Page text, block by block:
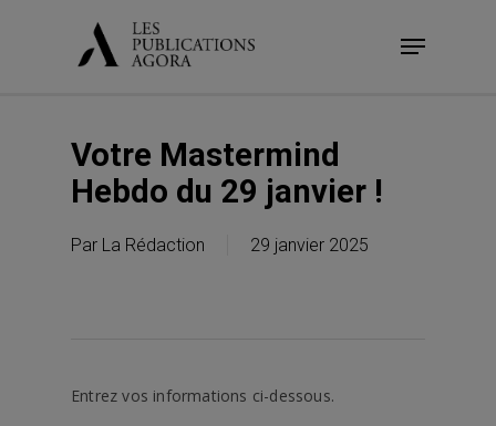
Menu
Votre Mastermind
Hebdo du 29 janvier !
Par La Rédaction 29 janvier 2025
Entrez vos informations ci-dessous.